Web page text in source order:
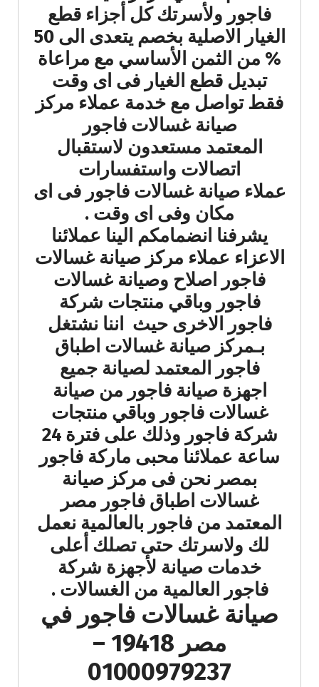
فاجور ولأسرتك كل أجزاء قطع
الغيار الاصلية بخصم يتعدى الى 50
% من الثمن الأساسي مع مراعاة
تبديل قطع الغيار فى اى وقت
فقط تواصل مع خدمة عملاء مركز
صيانة غسالات فاجور
المعتمد مستعدون لاستقبال
اتصالات واستفسارات
عملاء صيانة غسالات فاجور فى اى
مكان وفى اى وقت .
يشرفنا انضمامكم الينا عملائنا
الاعزاء عملاء مركز صيانة غسالات
فاجور اصلاح وصيانة غسالات
فاجور وباقي منتجات شركة
فاجور الاخرى حيث اننا نشتغل
بـمركز صيانة غسالات اطباق
فاجور المعتمد لصيانة جميع
اجهزة صيانة فاجور من صيانة
غسالات فاجور وباقي منتجات
شركة فاجور وذلك على فترة 24
ساعة عملائنا محبى ماركة فاجور
بمصر نحن فى مركز صيانة
غسالات اطباق فاجور مصر
المعتمد من فاجور بالعالمية نعمل
لك ولاسرتك حتى تصلك أعلى
خدمات صيانة لأجهزة شركة
فاجور العالمية من الغسالات .
صيانة غسالات فاجور في
مصر 19418 –
01000979237